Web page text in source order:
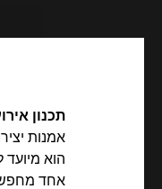
תכנון
אמנות
הוא
אחד מחפש